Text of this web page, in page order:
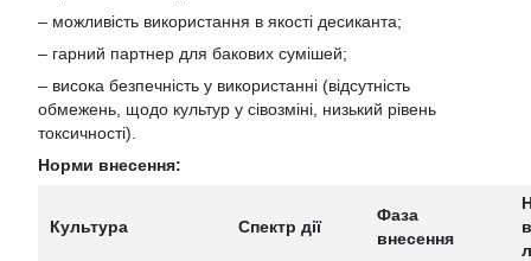
– можливість використання в якості десиканта;
– гарний партнер для бакових сумішей;
– висока безпечність у використанні (відсутність
обмежень, щодо культур у сівозміні, низький рівень
токсичності).
Норми внесення:
Культура Спектр дії
Фаза
внесення